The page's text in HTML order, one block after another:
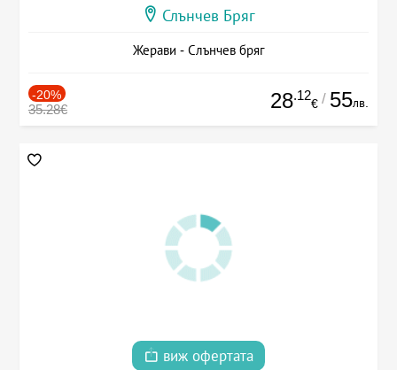
Слънчев Бряг
Жерави - Слънчев бряг
-20%
35.28€ 28.12
€ / 55лв.
виж офертата